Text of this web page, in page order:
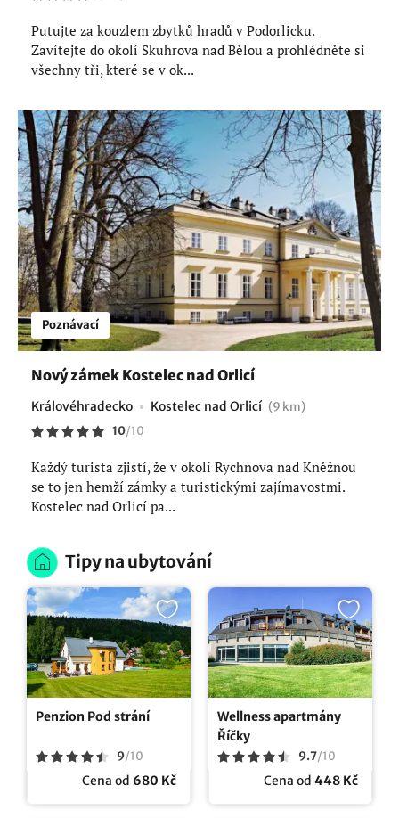
Putujte za kouzlem zbytků hradů v Podorlicku.
Zavítejte do okolí Skuhrova nad Bělou a prohlédněte si
všechny tři, které se v ok...
Poznávací
Nový zámek Kostelec nad Orlicí
Královéhradecko Kostelec nad Orlicí (9 km)
10/10
Každý turista zjistí, že v okolí Rychnova nad Kněžnou
se to jen hemží zámky a turistickými zajímavostmi.
Kostelec nad Orlicí pa...
Tipy na ubytování
Penzion Pod strání
9/10
Cena od 680 Kč
Wellness apartmány
Říčky
9.7/10
Cena od 448 Kč